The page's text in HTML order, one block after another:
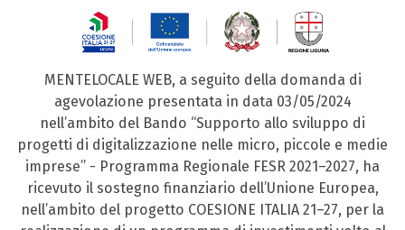
MENTELOCALE WEB, a seguito della domanda di
agevolazione presentata in data 03/05/2024
nell’ambito del Bando “Supporto allo sviluppo di
progetti di digitalizzazione nelle micro, piccole e medie
imprese” - Programma Regionale FESR 2021–2027, ha
ricevuto il sostegno finanziario dell’Unione Europea,
nell’ambito del progetto COESIONE ITALIA 21–27, per la